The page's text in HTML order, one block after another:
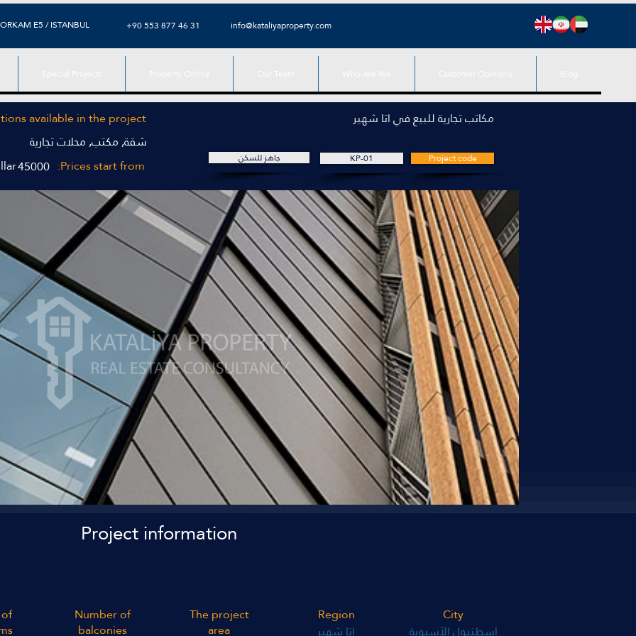
E5 / ISTANBUL +90 553 877 46 31 info@kataliyaproperty.com
available in the project
شقة, مكتب, محلات تجارية
45000 Prices start from:
مكاتب تجارية للبيع في اتا شهير
جاهز للسكن KP-01 Project code
Project information
Number of
balconies
The project
area
Region
اتا شهير
City
اسطنبول الآسيوية